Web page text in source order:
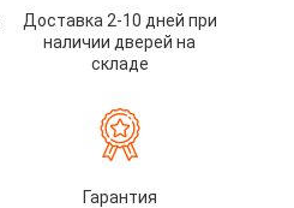
Доставка 2-10 дней при
наличии дверей на
складе
Гарантия